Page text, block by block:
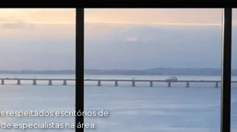
respeitados escritórios de
especialistas na área.